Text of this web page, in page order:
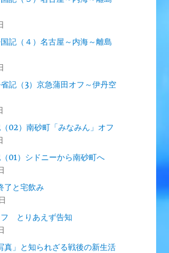
記（４）名古屋～内海～離島
記（3）京急蒲田オフ～伊丹空
02）南砂町「みなみん」オフ
01）シドニーから南砂町へ
了と宅飲み
フ とりあえず告知
真」と知られざる戦後の新生活